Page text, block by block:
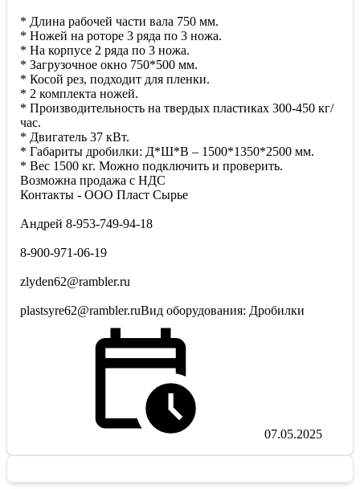
* Длина рабочей части вала 750 мм.
* Ножей на роторе 3 ряда по 3 ножа.
* На корпусе 2 ряда по 3 ножа.
* Загрузочное окно 750*500 мм.
* Косой рез, подходит для пленки.
* 2 комплекта ножей.
* Производительность на твердых пластиках 300-450 кг/
час.
* Двигатель 37 кВт.
* Габариты дробилки: Д*Ш*В – 1500*1350*2500 мм.
* Вес 1500 кг. Можно подключить и проверить.
Возможна продажа с НДС
Контакты - ООО Пласт Сырье
Андрей 8-953-749-94-18
8-900-971-06-19
zlyden62@rambler.ru
plastsyre62@rambler.ruВид оборудования: Дробилки
07.05.2025